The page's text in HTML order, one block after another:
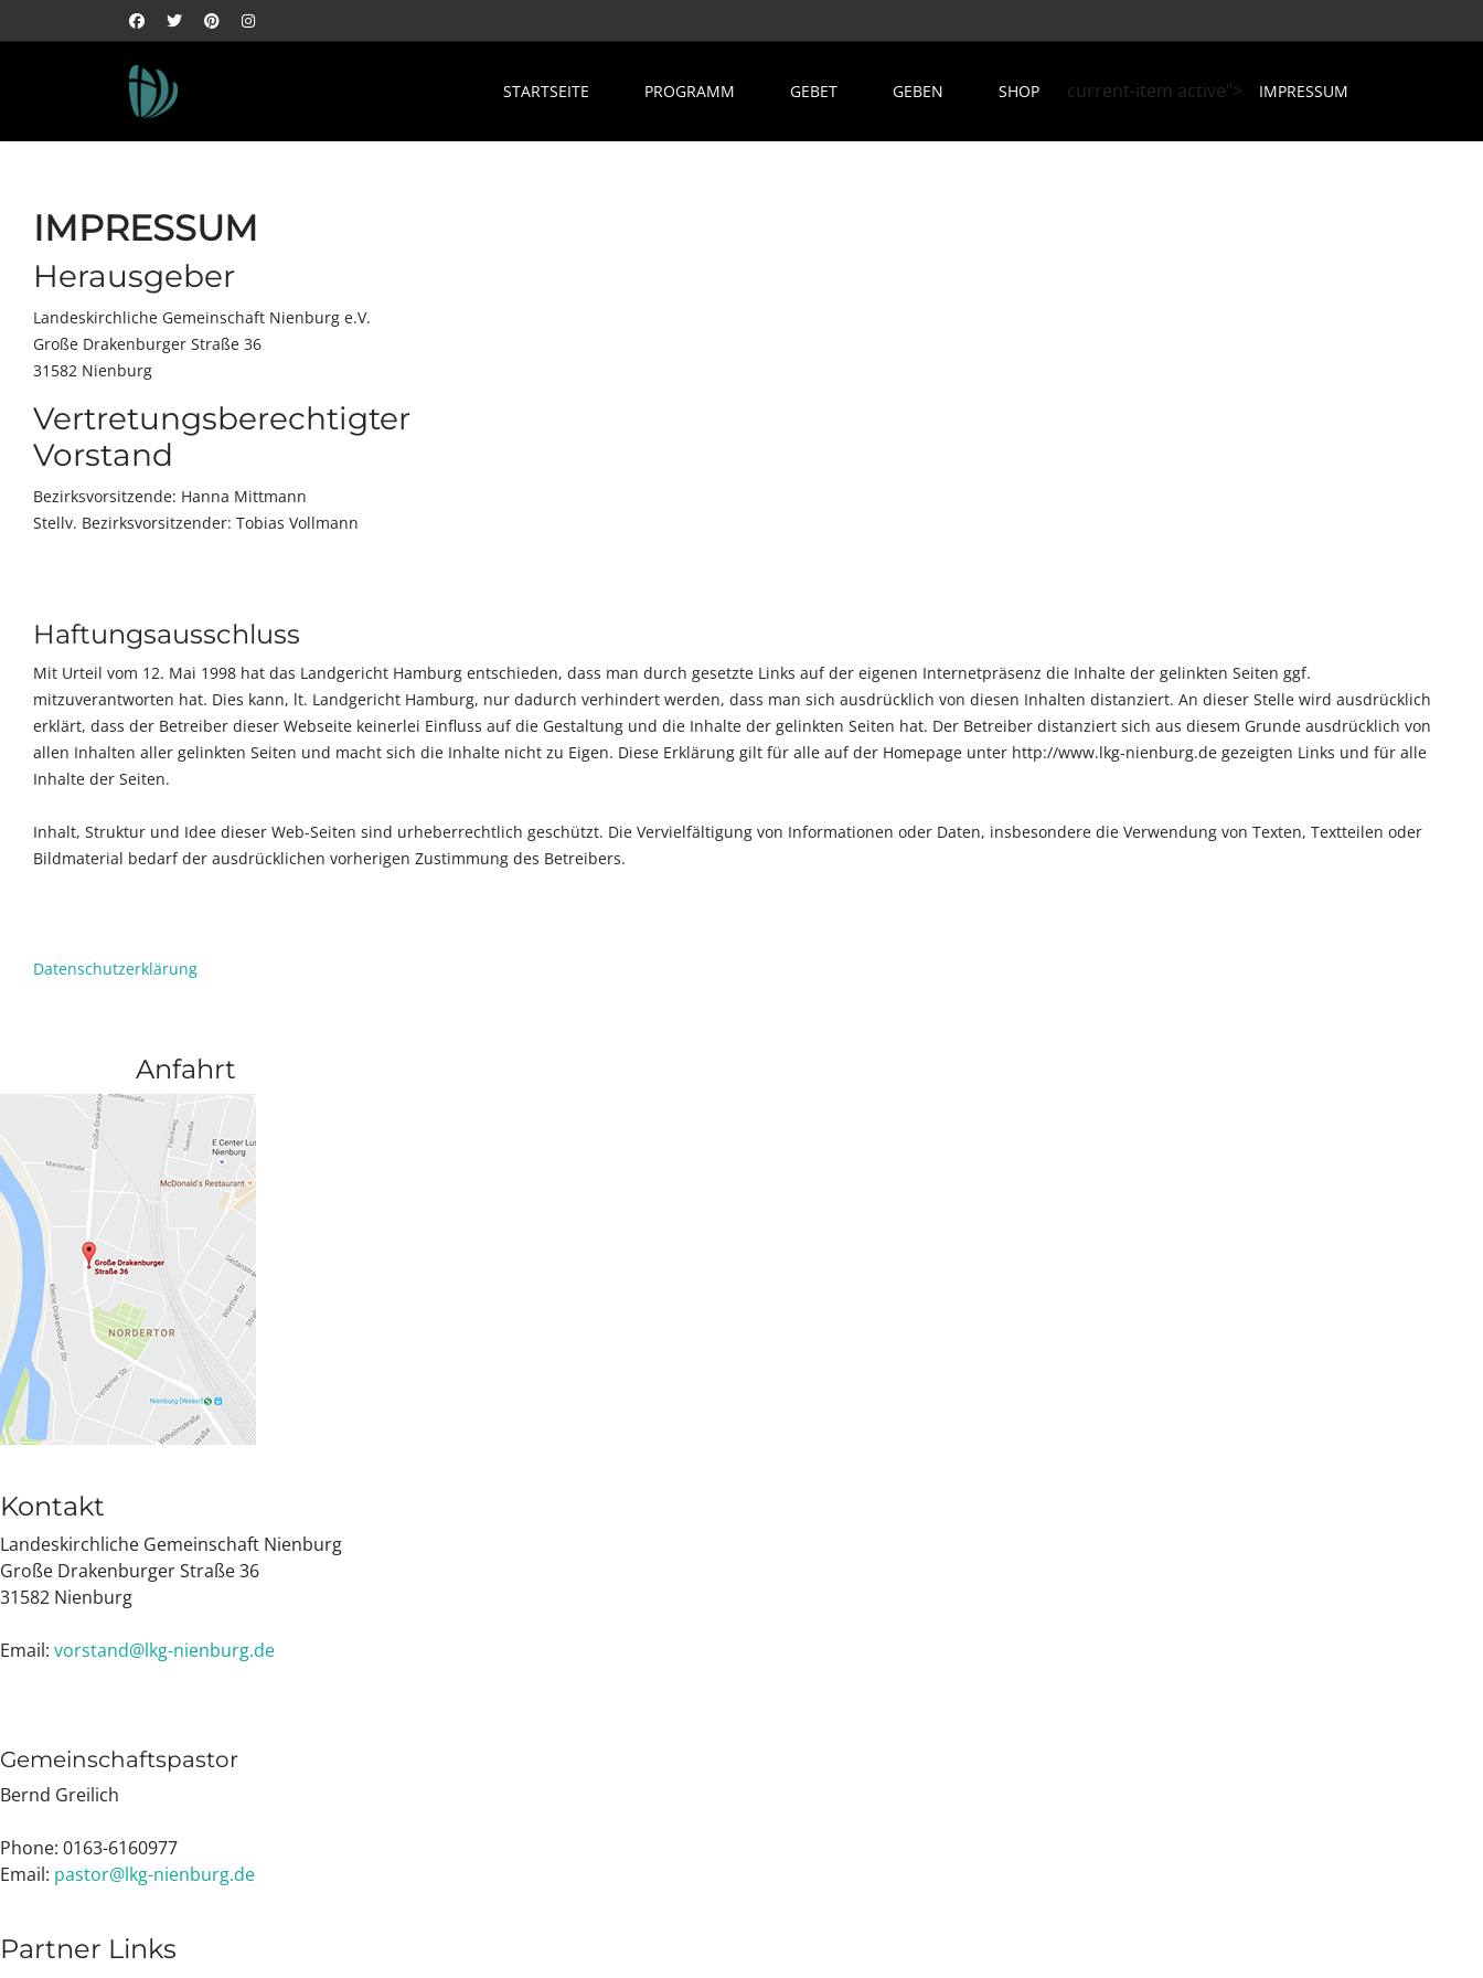
STARTSEITE PROGRAMM GEBET GEBEN SHOP current-item active"> IMPRESSUM
IMPRESSUM
Herausgeber
Landeskirchliche Gemeinschaft Nienburg e.V.
Große Drakenburger Straße 36
31582 Nienburg
Vertretungsberechtigter
Vorstand
Bezirksvorsitzende: Hanna Mittmann
Stellv. Bezirksvorsitzender: Tobias Vollmann
Haftungsausschluss
Mit Urteil vom 12. Mai 1998 hat das Landgericht Hamburg entschieden, dass man durch gesetzte Links auf der eigenen Internetpräsenz die Inhalte der gelinkten Seiten ggf.
mitzuverantworten hat. Dies kann, lt. Landgericht Hamburg, nur dadurch verhindert werden, dass man sich ausdrücklich von diesen Inhalten distanziert. An dieser Stelle wird ausdrücklich
erklärt, dass der Betreiber dieser Webseite keinerlei Einfluss auf die Gestaltung und die Inhalte der gelinkten Seiten hat. Der Betreiber distanziert sich aus diesem Grunde ausdrücklich von
allen Inhalten aller gelinkten Seiten und macht sich die Inhalte nicht zu Eigen. Diese Erklärung gilt für alle auf der Homepage unter http://www.lkg-nienburg.de gezeigten Links und für alle
Inhalte der Seiten.
Inhalt, Struktur und Idee dieser Web-Seiten sind urheberrechtlich geschützt. Die Vervielfältigung von Informationen oder Daten, insbesondere die Verwendung von Texten, Textteilen oder
Bildmaterial bedarf der ausdrücklichen vorherigen Zustimmung des Betreibers.
Datenschutzerklärung
Anfahrt
Kontakt
Landeskirchliche Gemeinschaft Nienburg
Große Drakenburger Straße 36
31582 Nienburg
Email: vorstand@lkg-nienburg.de
Gemeinschaftspastor
Bernd Greilich
Phone: 0163-6160977
Email: pastor@lkg-nienburg.de
Partner Links